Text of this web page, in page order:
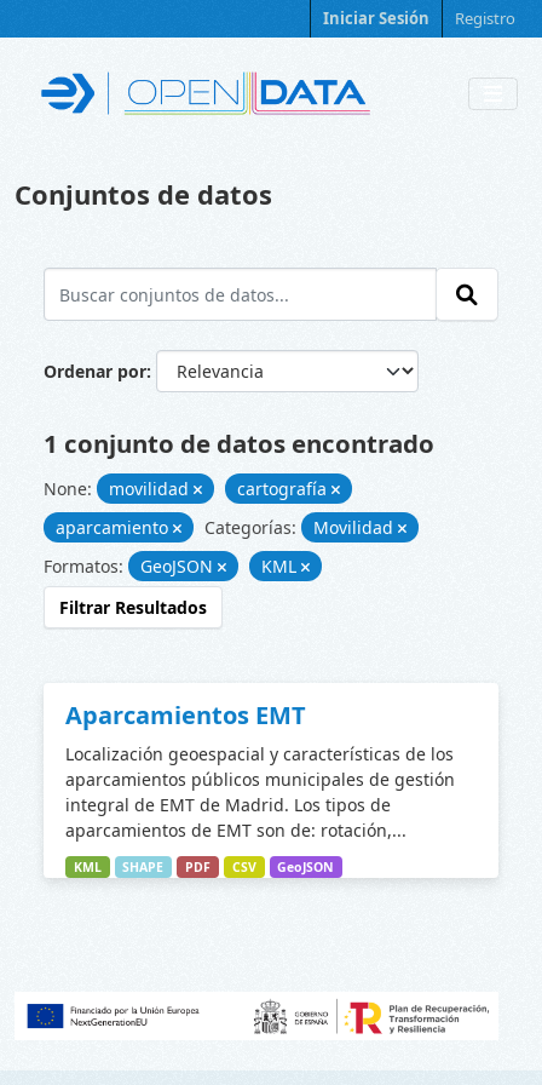
Iniciar Sesión Registro
Conjuntos de datos
Ordenar por
1 conjunto de datos encontrado
None: movilidad
cartografía
aparcamiento
Categorías:
Movilidad
Formatos:
GeoJSON
KML
Filtrar Resultados
Aparcamientos EMT
Localización geoespacial y características de los
aparcamientos públicos municipales de gestión
integral de EMT de Madrid. Los tipos de
aparcamientos de EMT son de: rotación,...
KML SHAPE PDF CSV GeoJSON